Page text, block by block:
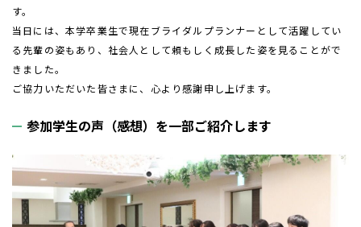
す。
当日には、本学卒業生で現在ブライダルプランナーとして活躍してい
る先輩の姿もあり、社会人として頼もしく成長した姿を見ることがで
きました。
ご協力いただいた皆さまに、心より感謝申し上げます。
参加学生の声（感想）を一部ご紹介します